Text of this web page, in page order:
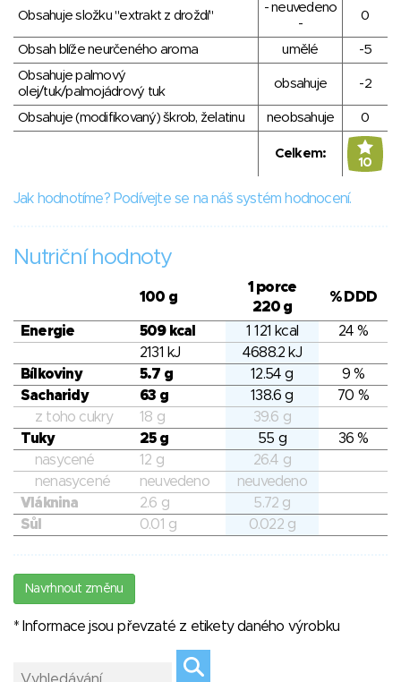
Obsahuje složku "extrakt z droždí"
- neuvedeno
-
0
Obsah blíže neurčeného aroma umělé
-5
Obsahuje palmový
olej/tuk/palmojádrový tuk
obsahuje -2
Obsahuje (modifikovaný) škrob, želatinu neobsahuje 0
Celkem:
10
Jak hodnotíme? Podívejte se na náš systém hodnocení.
Nutriční hodnoty
100 g
1 porce
220 g
% DDD
Energie 509 kcal 1 121 kcal
24 %
2131 kJ
4688.2 kJ
Bílkoviny
5.7 g 12.54 g
9 %
Sacharidy
63 g 138.6 g
70 %
z toho cukry
18 g
39.6 g
Tuky
25 g 55 g
36 %
nasycené
12 g
26.4 g
nenasycené
neuvedeno
neuvedeno
Vláknina
2.6 g
5.72 g
Sůl
0.01 g 0.022 g
Navrhnout změnu
* Informace jsou převzaté z etikety daného výrobku